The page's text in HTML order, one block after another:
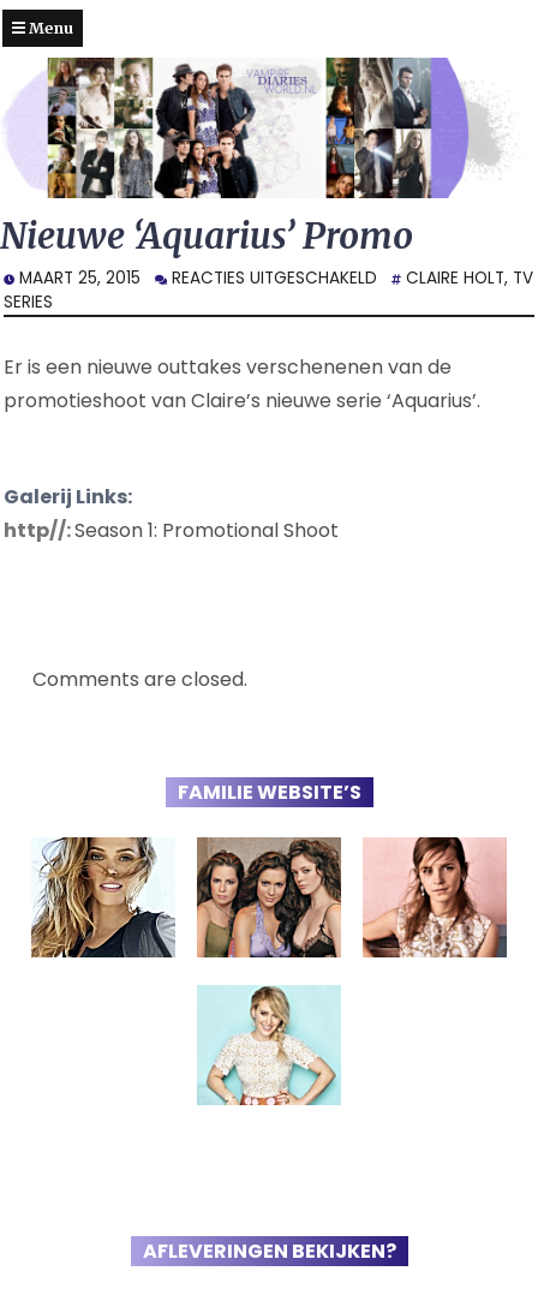
Menu
Nieuwe ‘Aquarius’ Promo
MAART 25, 2015 REACTIES UITGESCHAKELD VOOR
‘AQUARIUS’
CLAIRE HOLT, TV
SERIES
Er is een nieuwe outtakes verschenenen van de
promotieshoot van Claire’s nieuwe serie ‘Aquarius’.
Galerij Links:
http//:Season 1: Promotional Shoot
Comments are closed.
FAMILIE WEBSITE’S
AFLEVERINGEN BEKIJKEN?